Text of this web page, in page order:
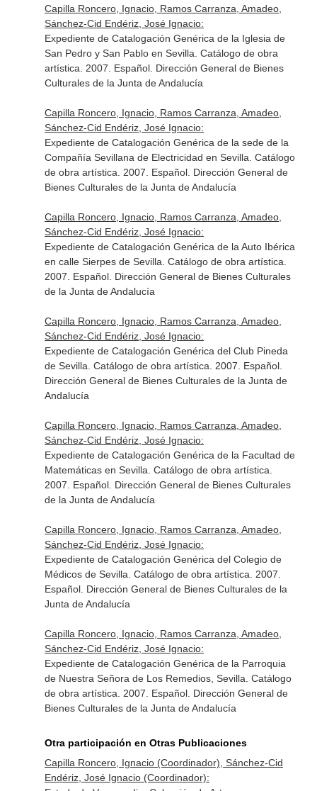
Capilla Roncero, Ignacio, Ramos Carranza, Amadeo,
Sánchez-Cid Endériz, José Ignacio:
Expediente de Catalogación Genérica de la Iglesia de
San Pedro y San Pablo en Sevilla. Catálogo de obra
artística. 2007. Español. Dirección General de Bienes
Culturales de la Junta de Andalucía
Capilla Roncero, Ignacio, Ramos Carranza, Amadeo,
Sánchez-Cid Endériz, José Ignacio:
Expediente de Catalogación Genérica de la sede de la
Compañía Sevillana de Electricidad en Sevilla. Catálogo
de obra artística. 2007. Español. Dirección General de
Bienes Culturales de la Junta de Andalucía
Capilla Roncero, Ignacio, Ramos Carranza, Amadeo,
Sánchez-Cid Endériz, José Ignacio:
Expediente de Catalogación Genérica de la Auto Ibérica
en calle Sierpes de Sevilla. Catálogo de obra artística.
2007. Español. Dirección General de Bienes Culturales
de la Junta de Andalucía
Capilla Roncero, Ignacio, Ramos Carranza, Amadeo,
Sánchez-Cid Endériz, José Ignacio:
Expediente de Catalogación Genérica del Club Pineda
de Sevilla. Catálogo de obra artística. 2007. Español.
Dirección General de Bienes Culturales de la Junta de
Andalucía
Capilla Roncero, Ignacio, Ramos Carranza, Amadeo,
Sánchez-Cid Endériz, José Ignacio:
Expediente de Catalogación Genérica de la Facultad de
Matemáticas en Sevilla. Catálogo de obra artística.
2007. Español. Dirección General de Bienes Culturales
de la Junta de Andalucía
Capilla Roncero, Ignacio, Ramos Carranza, Amadeo,
Sánchez-Cid Endériz, José Ignacio:
Expediente de Catalogación Genérica del Colegio de
Médicos de Sevilla. Catálogo de obra artística. 2007.
Español. Dirección General de Bienes Culturales de la
Junta de Andalucía
Capilla Roncero, Ignacio, Ramos Carranza, Amadeo,
Sánchez-Cid Endériz, José Ignacio:
Expediente de Catalogación Genérica de la Parroquia
de Nuestra Señora de Los Remedios, Sevilla. Catálogo
de obra artística. 2007. Español. Dirección General de
Bienes Culturales de la Junta de Andalucía
Otra participación en Otras Publicaciones
Capilla Roncero, Ignacio (Coordinador), Sánchez-Cid
Endériz, José Ignacio (Coordinador):